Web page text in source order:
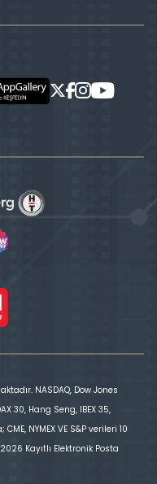
NASDAQ, Dow Jones
30, Hang Seng, IBEX 35,
NYMEX VE S&P verileri 10
Kayıtlı Elektronik Posta